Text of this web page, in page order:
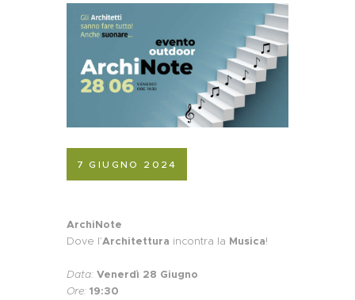
7 GIUGNO 2024
ArchiNote
Dove l’Architettura incontra la Musica!
Data: Venerdì 28 Giugno
Ore: 19:30